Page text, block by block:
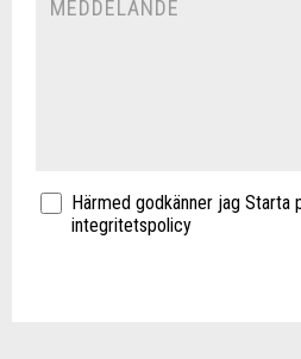
Härmed godkänner jag Starta
integritetspolicy